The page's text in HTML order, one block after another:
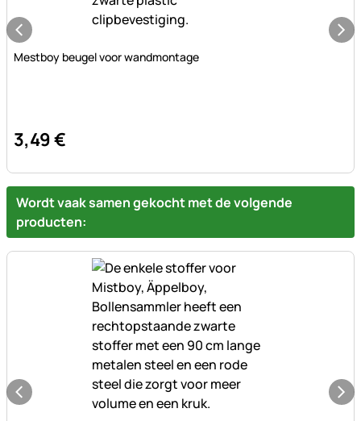
Nog geen beoordelingen geplaatst
Mestboy beugel voor wandmontage
3,49€
Wordt vaak samen gekocht met de volgende
producten: